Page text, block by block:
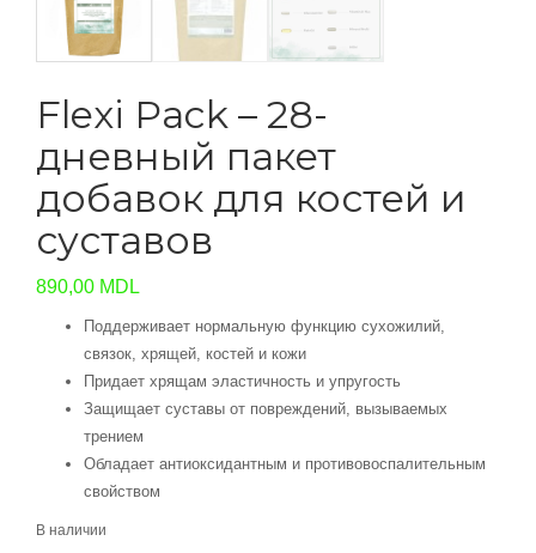
Flexi Pack – 28-
дневный пакет
добавок для костей и
суставов
890,00 MDL
Поддерживает нормальную функцию сухожилий,
связок, хрящей, костей и кожи
Придает хрящам эластичность и упругость
Защищает суставы от повреждений, вызываемых
трением
Обладает антиоксидантным и противовоспалительным
свойством
В наличии